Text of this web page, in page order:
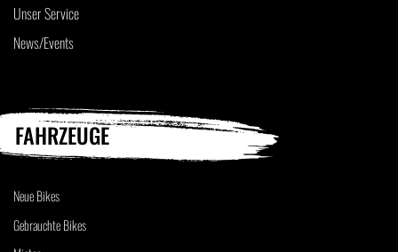
Unser Service
News/Events
FAHRZEUGE
Neue Bikes
Gebrauchte Bikes